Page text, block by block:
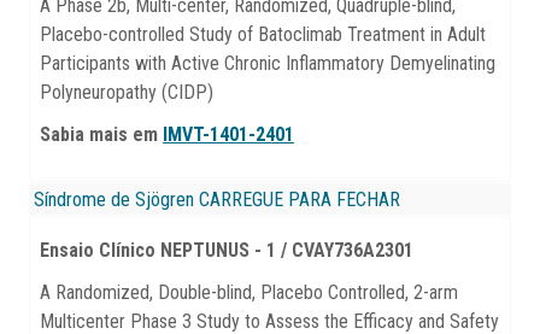
A Phase 2b, Multi-center, Randomized, Quadruple-blind,
Placebo-controlled Study of Batoclimab Treatment in Adult
Participants with Active Chronic Inflammatory Demyelinating
Polyneuropathy (CIDP)
Sabia mais em IMVT-1401-2401
Síndrome de Sjögren CARREGUE PARA FECHAR
Ensaio Clínico NEPTUNUS - 1 / CVAY736A2301
A Randomized, Double-blind, Placebo Controlled, 2-arm
Multicenter Phase 3 Study to Assess the Efficacy and Safety